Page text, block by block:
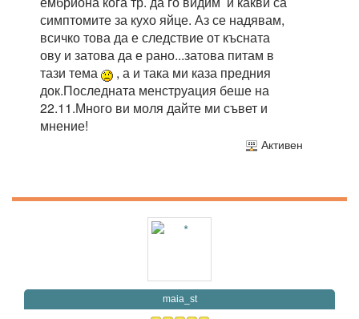
симптомите за кухо яйце. Аз се надявам,
всичко това да е следствие от късната
ову и затова да е рано...затова питам в
тази тема
, а и така ми каза предния
док.Последната менструация беше на
22.11.Много ви моля дайте ми съвет и
мнение!
Активен
maia_st